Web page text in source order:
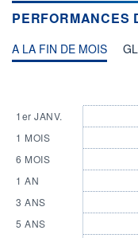
PERFORMANCES
A LA FIN DE MOIS
1er JANV.
1 MOIS
6 MOIS
1 AN
3 ANS
5 ANS